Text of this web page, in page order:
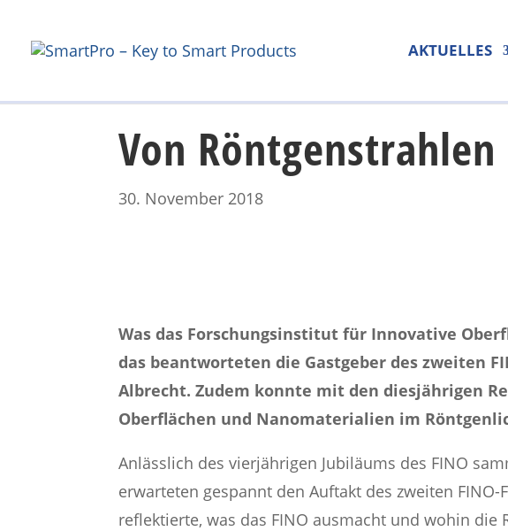
AKTUELLES
Von
30. November 2018
Was das Forschungsinstitut für Innovative
das beantworteten die Gastgeber des zweiten
Albrecht. Zudem konnte mit den diesjährigen
Oberflächen und Nanomaterialien im
Anlässlich des vierjährigen Jubiläums des FINO
erwarteten gespannt den Auftakt des zweiten
reflektierte, was das FINO ausmacht und wohin